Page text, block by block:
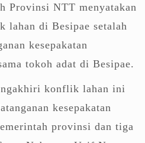
Provinsi NTT menyatakan
lahan di Besipae setalah
kesepakatan
tokoh adat di Besipae.
konflik lahan ini
kesepakatan
provinsi dan tiga